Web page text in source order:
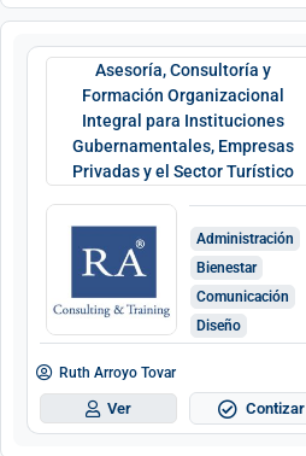
Asesoría, Consultoría y
Formación Organizacional
Integral para Instituciones
Gubernamentales, Empresas
Privadas y el Sector Turístico
Administración
Bienestar
Comunicación
Diseño
Ruth Arroyo Tovar
Ver Contizar